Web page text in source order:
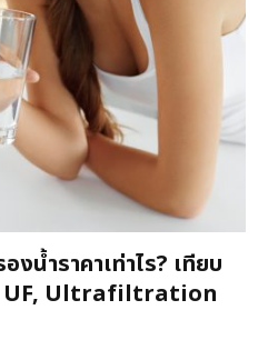
งน้ำราคาเท่าไร? เทียบ
UF, Ultrafiltration